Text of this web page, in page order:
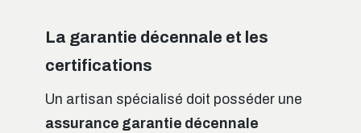
La garantie décennale et les
certifications
Un artisan spécialisé doit posséder une
assurance garantie décennale